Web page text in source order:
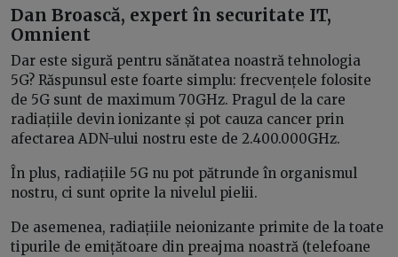
Dan Broască, expert în securitate IT,
Omnient
Dar este sigură pentru sănătatea noastră tehnologia
5G? Răspunsul este foarte simplu: frecvențele folosite
de 5G sunt de maximum 70GHz. Pragul de la care
radiațiile devin ionizante și pot cauza cancer prin
afectarea ADN-ului nostru este de 2.400.000GHz.
În plus, radiațiile 5G nu pot pătrunde în organismul
nostru, ci sunt oprite la nivelul pielii.
De asemenea, radiațiile neionizante primite de la toate
tipurile de emițătoare din preajma noastră (telefoane